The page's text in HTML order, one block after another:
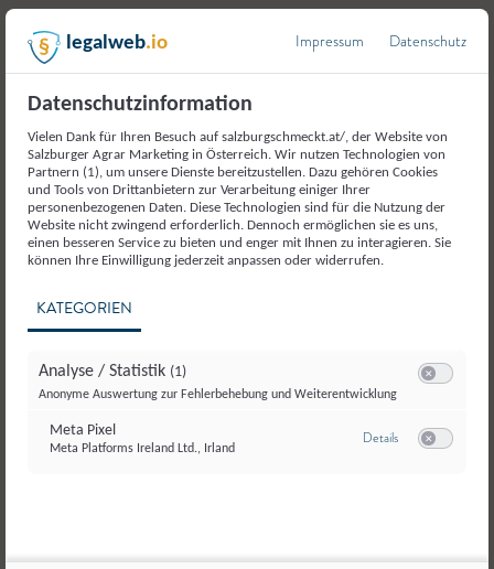
Weitere Produkte aus der
Kategorie
Fisch/Krebstiere und -
erzeugnisse
legalweb.io Impressum Datenschutz
Datenschutzinformation
Vielen Dank für Ihren Besuch auf salzburgschmeckt.at/, der Website von
Salzburger Agrar Marketing in Österreich. Wir nutzen Technologien von
Partnern (1), um unsere Dienste bereitzustellen. Dazu gehören Cookies
und Tools von Drittanbietern zur Verarbeitung einiger Ihrer
personenbezogenen Daten. Diese Technologien sind für die Nutzung der
Website nicht zwingend erforderlich. Dennoch ermöglichen sie es uns,
einen besseren Service zu bieten und enger mit Ihnen zu interagieren. Sie
können Ihre Einwilligung jederzeit anpassen oder widerrufen.
KATEGORIEN
Analyse / Statistik (1)
Anonyme Auswertung zur Fehlerbehebung und Weiterentwicklung
Meta Pixel
Meta Platforms Ireland Ltd., Irland
Detailszu Meta Pixel